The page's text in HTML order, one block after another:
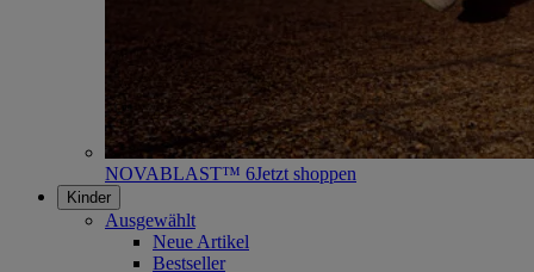
NOVABLAST™ 6Jetzt shoppen
Kinder
Ausgewählt
Neue Artikel
Bestseller